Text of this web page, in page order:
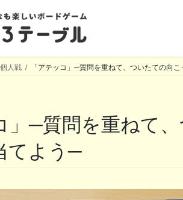
人戦 「アテッコ」─質問を重ねて、ついたての向
てよう─